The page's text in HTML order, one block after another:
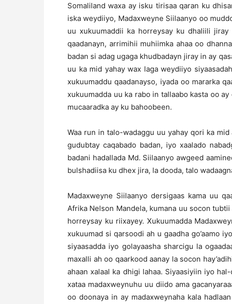
Somaliland waxa ay isku tirisaa qaran ku
iska weydiiyo, Madaxweyne Siilaanyo oo
uu xukuumaddii ka horreysay ku dhaliili
qaadanayn, arrimihii muhiimka ahaa oo
badan si adag ugaga khudbadayn jiray in ay
uu ka mid yahay wax laga weydiiyo
xukuumaddu qaadanayso, iyada oo mararka
xukuumadda uu ka rabo in tallaabo kasta oo
mucaaradka ay ku bahoobeen.
Waa run in talo-wadaggu uu yahay qori ka
gudubtay caqabado badan, iyo xaalado
badani hadallada Md. Siilaanyo awgeed
bulshadiisa ku dhex jira, la dooda, talo
Madaxweyne Siilaanyo dersigaas kama uu
Afrika Nelson Mandela, kumana uu socon
horreysay ku riixayey. Xukuumadda
xukuumad si qarsoodi ah u gaadha go’aamo
siyaasadda iyo golayaasha sharcigu la
maxalli ah oo qaarkood aanay la socon
ahaan xalaal ka dhigi lahaa. Siyaasiyiin iyo
xataa madaxweynuhu uu diido ama
oo doonaya in ay madaxweynaha kala